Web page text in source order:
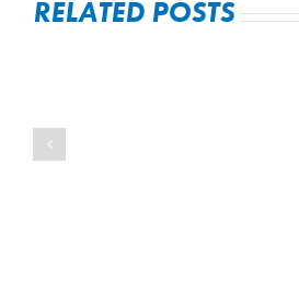
RELATED POSTS